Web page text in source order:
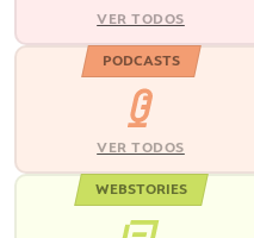
VER TODOS
PODCASTS
VER TODOS
WEBSTORIES